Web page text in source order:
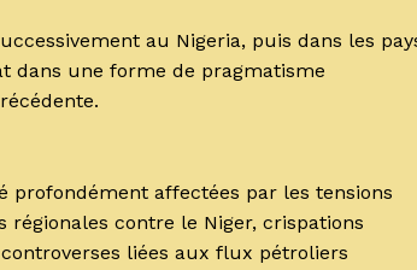
au Nigeria, puis dans les
dans une forme de pragmatisme
profondément affectées par les tensions
contre le Niger, crispations
liées aux flux pétroliers